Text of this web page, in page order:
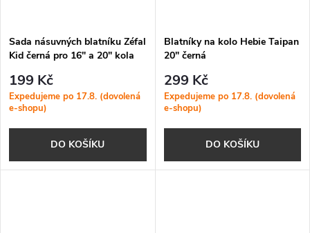
Sada násuvných blatníku Zéfal
Kid černá pro 16" a 20" kola
199 Kč
Expedujeme po 17.8. (dovolená
e-shopu)
DO KOŠÍKU
Blatníky na kolo Hebie Taipan
20" černá
299 Kč
Expedujeme po 17.8. (dovolená
e-shopu)
DO KOŠÍKU